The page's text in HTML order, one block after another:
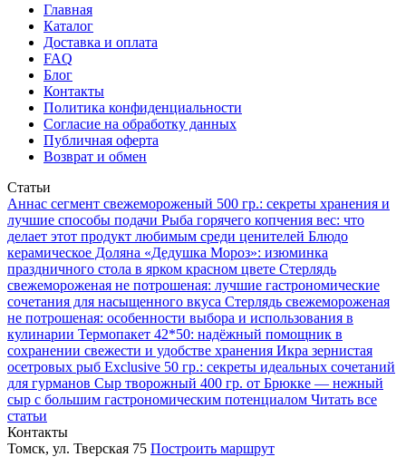
Главная
Каталог
Доставка и оплата
FAQ
Блог
Контакты
Политика конфиденциальности
Согласие на обработку данных
Публичная оферта
Возврат и обмен
Статьи
Аннаc сегмент свежемороженый 500 гр.: секреты хранения и
лучшие способы подачи Рыба горячего копчения вес: что
делает этот продукт любимым среди ценителей Блюдо
керамическое Доляна «Дедушка Мороз»: изюминка
праздничного стола в ярком красном цвете Стерлядь
свежемороженая не потрошеная: лучшие гастрономические
сочетания для насыщенного вкуса Стерлядь свежемороженая
не потрошеная: особенности выбора и использования в
кулинарии Термопакет 42*50: надёжный помощник в
сохранении свежести и удобстве хранения Икра зернистая
осетровых рыб Exclusive 50 гр.: секреты идеальных сочетаний
для гурманов Сыр творожный 400 гр. от Брюкке — нежный
сыр с большим гастрономическим потенциалом Читать все
статьи
Контакты
Томск, ул. Тверская 75 Построить маршрут